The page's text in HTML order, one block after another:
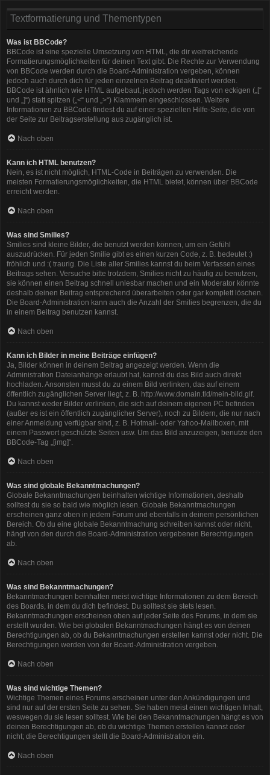
Textformatierung und Thementypen
Was ist BBCode?
BBCode ist eine spezielle Umsetzung von HTML, die dir weitreichende
Formatierungsmöglichkeiten für deinen Text gibt. Die Rechte zur Verwendung
von BBCode werden durch die Board-Administration vergeben, können
jedoch auch durch dich für jeden einzelnen Beitrag deaktiviert werden.
BBCode ist ähnlich wie HTML aufgebaut, jedoch werden Tags von eckigen („[“
und „]“) statt spitzen („<“ und „>“) Klammern eingeschlossen. Weitere
Informationen zu BBCode findest du auf einer speziellen Hilfe-Seite, die von
der Seite zur Beitragserstellung aus zugänglich ist.
Nach oben
Kann ich HTML benutzen?
Nein, es ist nicht möglich, HTML-Code in Beiträgen zu verwenden. Die
meisten Formatierungsmöglichkeiten, die HTML bietet, können über BBCode
erreicht werden.
Nach oben
Was sind Smilies?
Smilies sind kleine Bilder, die benutzt werden können, um ein Gefühl
auszudrücken. Für jeden Smilie gibt es einen kurzen Code, z. B. bedeutet :)
fröhlich und :( traurig. Die Liste aller Smilies kannst du beim Verfassen eines
Beitrags sehen. Versuche bitte trotzdem, Smilies nicht zu häufig zu benutzen,
sie können einen Beitrag schnell unlesbar machen und ein Moderator könnte
deshalb deinen Beitrag entsprechend überarbeiten oder gar komplett löschen.
Die Board-Administration kann auch die Anzahl der Smilies begrenzen, die du
in einem Beitrag benutzen kannst.
Nach oben
Kann ich Bilder in meine Beiträge einfügen?
Ja, Bilder können in deinem Beitrag angezeigt werden. Wenn die
Administration Dateianhänge erlaubt hat, kannst du das Bild auch direkt
hochladen. Ansonsten musst du zu einem Bild verlinken, das auf einem
öffentlich zugänglichen Server liegt, z. B. http://www.domain.tld/mein-bild.gif.
Du kannst weder Bilder verlinken, die sich auf deinem eigenen PC befinden
(außer es ist ein öffentlich zugänglicher Server), noch zu Bildern, die nur nach
einer Anmeldung verfügbar sind, z. B. Hotmail- oder Yahoo-Mailboxen, mit
einem Passwort geschützte Seiten usw. Um das Bild anzuzeigen, benutze den
BBCode-Tag „[img]“.
Nach oben
Was sind globale Bekanntmachungen?
Globale Bekanntmachungen beinhalten wichtige Informationen, deshalb
solltest du sie so bald wie möglich lesen. Globale Bekanntmachungen
erscheinen ganz oben in jedem Forum und ebenfalls in deinem persönlichen
Bereich. Ob du eine globale Bekanntmachung schreiben kannst oder nicht,
hängt von den durch die Board-Administration vergebenen Berechtigungen
ab.
Nach oben
Was sind Bekanntmachungen?
Bekanntmachungen beinhalten meist wichtige Informationen zu dem Bereich
des Boards, in dem du dich befindest. Du solltest sie stets lesen.
Bekanntmachungen erscheinen oben auf jeder Seite des Forums, in dem sie
erstellt wurden. Wie bei globalen Bekanntmachungen hängt es von deinen
Berechtigungen ab, ob du Bekanntmachungen erstellen kannst oder nicht. Die
Berechtigungen werden von der Board-Administration vergeben.
Nach oben
Was sind wichtige Themen?
Wichtige Themen eines Forums erscheinen unter den Ankündigungen und
sind nur auf der ersten Seite zu sehen. Sie haben meist einen wichtigen Inhalt,
weswegen du sie lesen solltest. Wie bei den Bekanntmachungen hängt es von
deinen Berechtigungen ab, ob du wichtige Themen erstellen kannst oder
nicht; die Berechtigungen stellt die Board-Administration ein.
Nach oben